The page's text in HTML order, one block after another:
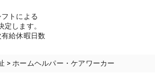
トによる
します。
給休暇日数
> ホームヘルパー・ケアワーカー